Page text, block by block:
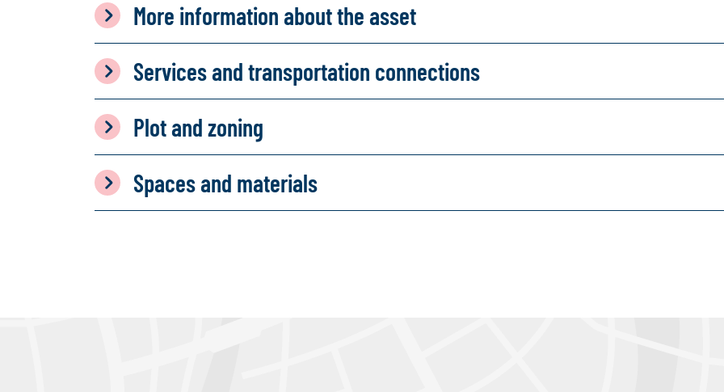
More information about the asset
Services and transportation connections
Plot and zoning
Spaces and materials